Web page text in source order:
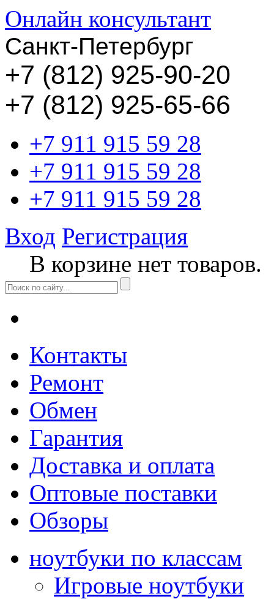
Онлайн консультант
Санкт-Петербург
+7 (812) 925-90-20
+7 (812) 925-65-66
+7 911 915 59 28
+7 911 915 59 28
+7 911 915 59 28
Вход Регистрация
В корзине нет товаров.
Контакты
Ремонт
Обмен
Гарантия
Доставка и оплата
Оптовые поставки
Обзоры
ноутбуки по классам
Игровые ноутбуки